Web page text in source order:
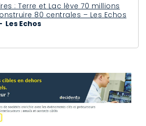
: Terre et Lac lève 70 millions
80 centrales – Les Echos
Les Echos